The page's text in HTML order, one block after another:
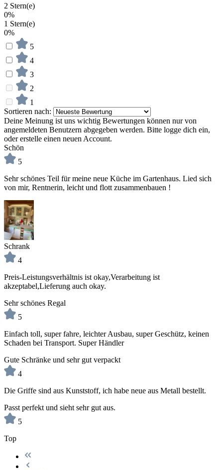
2 Stern(e)
0%
1 Stern(e)
0%
5
4
3
2
1
Sortieren nach:
Deine Meinung ist uns wichtig Bewertungen können nur von
angemeldeten Benutzern abgegeben werden. Bitte logge dich ein,
oder erstelle einen neuen Account.
Schön
5
Sehr schönes Teil für meine neue Küche im Gartenhaus. Lied sich
von mir, Rentnerin, leicht und flott zusammenbauen !
Schrank
4
Preis-Leistungsverhältnis ist okay,Verarbeitung ist
akzeptabel,Lieferung auch okay.
Sehr schönes Regal
5
Einfach toll, super fahre, leichter Ausbau, super Geschütz, keinen
Schaden bei Transport. Super Händler
Gute Schränke und sehr gut verpackt
4
Die Griffe sind aus Kunststoff, ich habe neue aus Metall bestellt.
Passt perfekt und sieht sehr gut aus.
5
Top